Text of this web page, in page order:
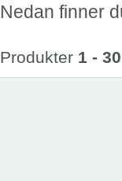
Nedan finner
Produkter 1 - 30